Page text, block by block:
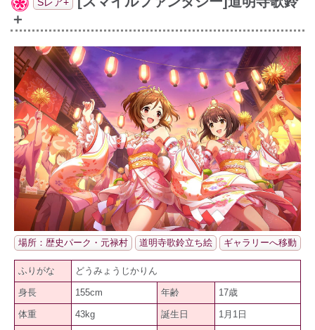
＋
場所：歴史パーク・元禄村 道明寺歌鈴立ち絵 ギャラリーへ移動
ふりがな どうみょうじかりん
身長 155cm 年齢 17歳
体重 43kg 誕生日 1月1日